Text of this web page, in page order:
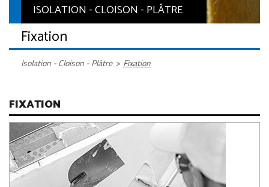
ISOLATION - CLOISON - PLÂTRE
Fixation
Isolation - Cloison - Plâtre > Fixation
FIXATION